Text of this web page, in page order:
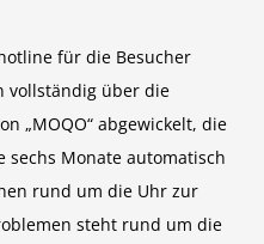
für die Besucher
vollständig über die
„MOQO“ abgewickelt, die
sechs Monate automatisch
rund um die Uhr zur
steht rund um die